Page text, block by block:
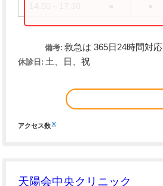
備考: 救急は 365日24時間対応
休診日: 土、日、祝
アクセス数※
天陽会中央クリニック